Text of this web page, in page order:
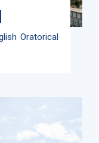
Oratorical